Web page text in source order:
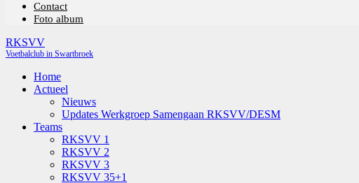
Contact
Foto album
RKSVV
Voetbalclub in Swartbroek
Home
Actueel
Nieuws
Updates Werkgroep Samengaan RKSVV/DESM
Teams
RKSVV 1
RKSVV 2
RKSVV 3
RKSVV 35+1